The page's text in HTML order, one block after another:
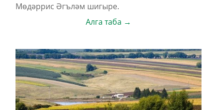
Мөдәррис Әгъләм шигыре.
Алга таба →